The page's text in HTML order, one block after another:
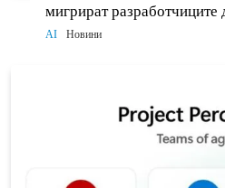
мигрират разработчиците
AI Новини